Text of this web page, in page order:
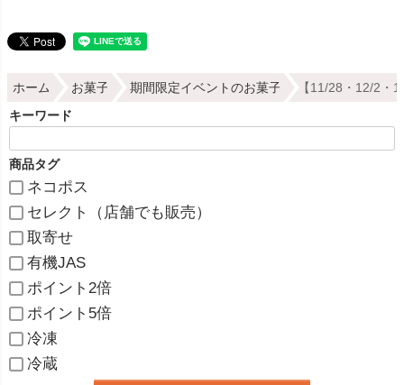
ホーム お菓子 期間限定イベントのお菓子 【11/28・12/2・
キーワード
商品タグ
ネコポス
セレクト（店舗でも販売）
取寄せ
有機JAS
ポイント2倍
ポイント5倍
冷凍
冷蔵